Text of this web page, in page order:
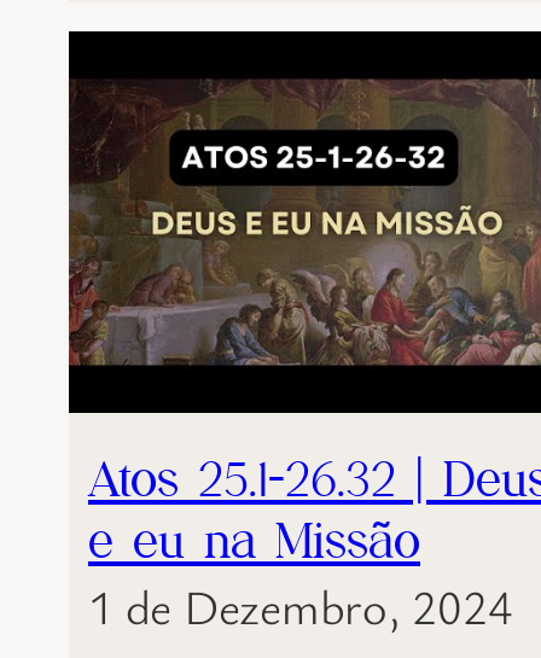
Atos 25.1-26.32 |
e eu na Missão
1 de Dezembro, 2024